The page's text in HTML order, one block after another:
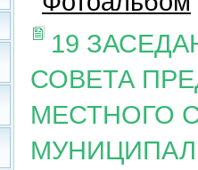
19
СОВЕТА
МЕСТНОГО